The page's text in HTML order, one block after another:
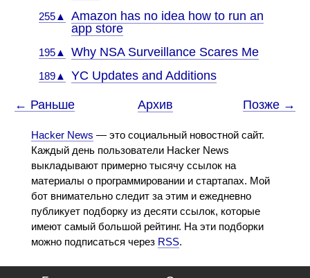
255▲
Amazon has no idea how to run an
app store
195▲ Why NSA Surveillance Scares Me
189▲ YC Updates and Additions
← Раньше Архив Позже →
Hacker News — это социальный новостной сайт.
Каждый день пользователи Hacker News
выкладывают примерно тысячу ссылок на
материалы о программировании и стартапах. Мой
бот внимательно следит за этим и ежедневно
публикует подборку из десяти ссылок, которые
имеют самый большой рейтинг. На эти подборки
можно подписаться через RSS.